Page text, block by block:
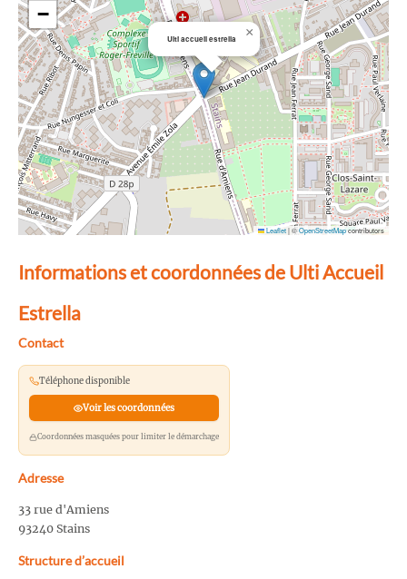
Ulti accueil estrella ×
−
Leaflet|©OpenStreetMapcontributors
Informations et coordonnées de Ulti Accueil
Estrella
Contact
Téléphone disponible
Voir les coordonnées
Coordonnées masquées pour limiter le démarchage
Adresse
33 rue d'Amiens
93240 Stains
Structure d’accueil